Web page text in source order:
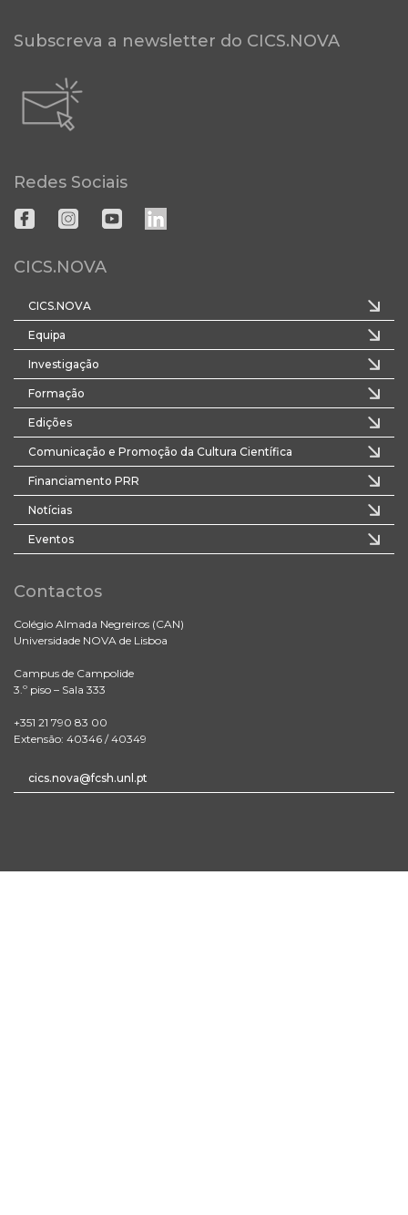
Subscreva a newsletter do CICS.NOVA
Redes Sociais
CICS.NOVA
CICS.NOVA
Equipa
Investigação
Formação
Edições
Comunicação e Promoção da Cultura Científica
Financiamento PRR
Notícias
Eventos
Contactos
Colégio Almada Negreiros (CAN)
Universidade NOVA de Lisboa
Campus de Campolide
3.º piso – Sala 333
+351 21 790 83 00
Extensão: 40346 / 40349
cics.nova@fcsh.unl.pt